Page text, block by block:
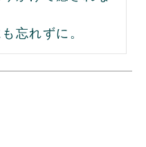
忘れずに。